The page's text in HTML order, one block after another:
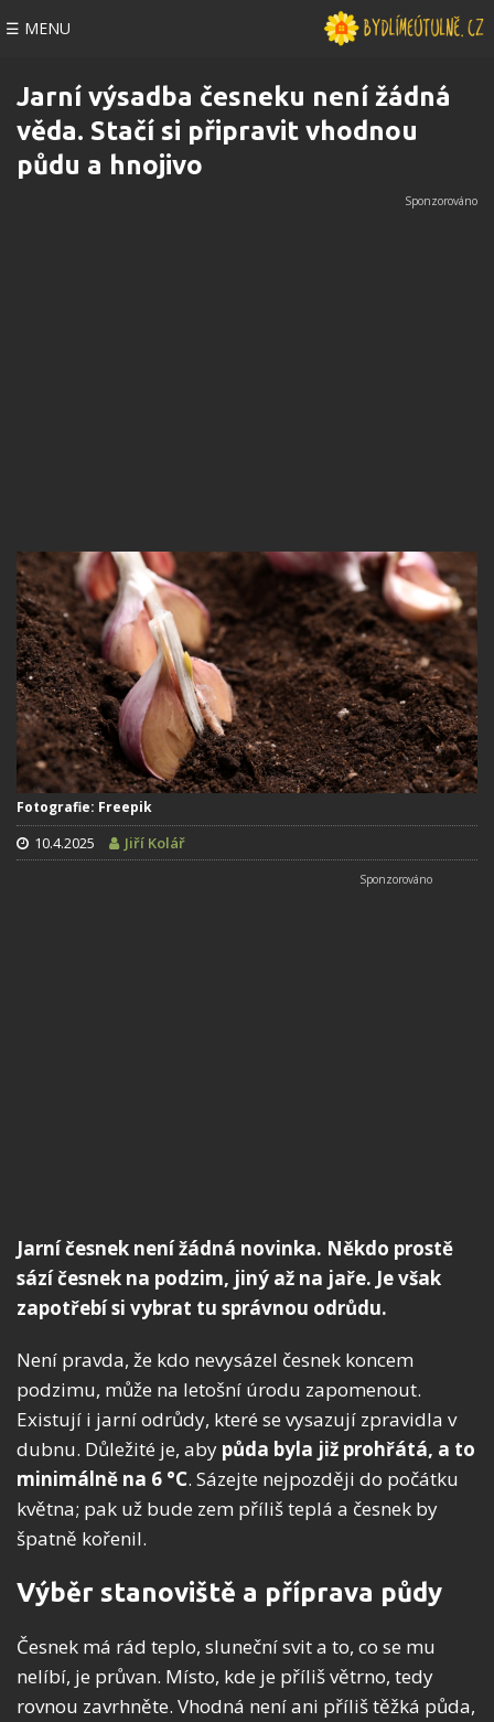
☰ MENU
Jarní výsadba česneku není žádná
věda. Stačí si připravit vhodnou
půdu a hnojivo
Fotografie: Freepik
10.4.2025 Jiří Kolář
Jarní česnek není žádná novinka. Někdo prostě
sází česnek na podzim, jiný až na jaře. Je však
zapotřebí si vybrat tu správnou odrůdu.
Není pravda, že kdo nevysázel česnek koncem
podzimu, může na letošní úrodu zapomenout.
Existují i jarní odrůdy, které se vysazují zpravidla v
dubnu. Důležité je, aby půda byla již prohřátá, a to
minimálně na 6 °C. Sázejte nejpozději do počátku
května; pak už bude zem příliš teplá a česnek by
špatně kořenil.
Výběr stanoviště a příprava půdy
Česnek má rád teplo, sluneční svit a to, co se mu
nelíbí, je průvan. Místo, kde je příliš větrno, tedy
rovnou zavrhněte. Vhodná není ani příliš těžká půda,